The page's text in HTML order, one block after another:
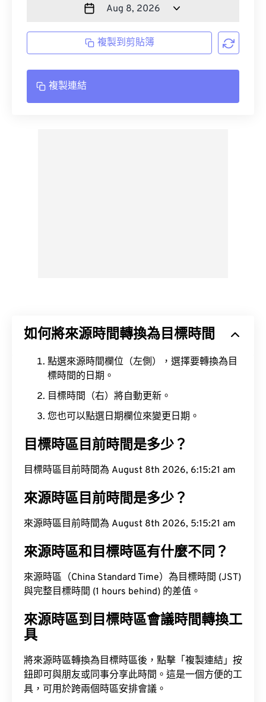
複製到剪貼簿
複製連結
如何將來源時間轉換為目標時間
點選來源時間欄位（左側），選擇要轉換為目
標時間的日期。
目標時間（右）將自動更新。
您也可以點選日期欄位來變更日期。
目標時區目前時間是多少？
目標時區目前時間為 August 8th 2026, 6:15:22 am
來源時區目前時間是多少？
來源時區目前時間為 August 8th 2026, 5:15:22 am
來源時區和目標時區有什麼不同？
來源時區（China Standard Time）為目標時間 (JST)
與完整目標時間 (1 hours behind) 的差值。
來源時區到目標時區會議時間轉換工
具
將來源時區轉換為目標時區後，點擊「複製連結」按
鈕即可與朋友或同事分享此時間。這是一個方便的工
具，可用於跨兩個時區安排會議。